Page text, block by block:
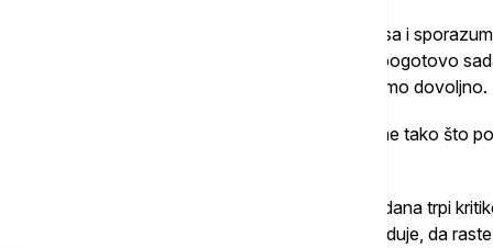
Prema njegovim rečima, to nije skup potpisa i
koji je uvek bio viđen kao problematican, pogotovo
u krizi transporta, radne snage, koje nemamo dovoljno.
Imate lidere koji zaista rešavaju te probleme tako što
Čadež kaže da predsednik Vučić svakog dana trpi
strane toj istoj zemlji pruža priliku da napreduje, da